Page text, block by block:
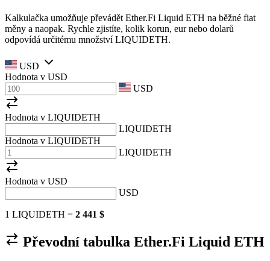
Kalkulačka umožňuje převádět Ether.Fi Liquid ETH na běžné fiat
měny a naopak. Rychle zjistíte, kolik korun, eur nebo dolarů
odpovídá určitému množství LIQUIDETH.
USD
Hodnota v USD
USD
Hodnota v LIQUIDETH
LIQUIDETH
Hodnota v LIQUIDETH
LIQUIDETH
Hodnota v USD
USD
1 LIQUIDETH = 2 441 $
Převodní tabulka Ether.Fi Liquid ETH